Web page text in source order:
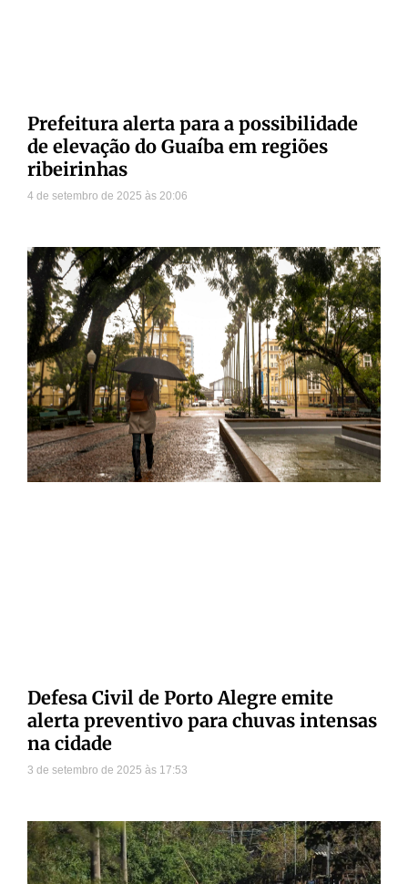
Prefeitura alerta para a possibilidade
de elevação do Guaíba em regiões
ribeirinhas
4 de setembro de 2025 20:06
Defesa Civil de Porto Alegre emite
alerta preventivo para chuvas intensas
na cidade
3 de setembro de 2025 17:53